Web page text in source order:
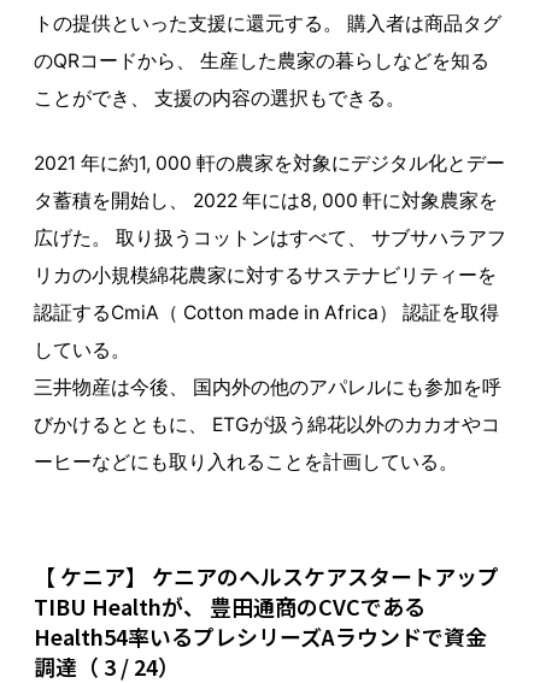
トの提供といった支援に還元する。 購入者は商品タグ
のQRコードから、 生産した農家の暮らしなどを知る
ことができ、 支援の内容の選択もできる。
2021 年に約1, 000 軒の農家を対象にデジタル化とデー
タ蓄積を開始し、 2022 年には8, 000 軒に対象農家を
広げた。 取り扱うコットンはすべて、 サブサハラアフ
リカの小規模綿花農家に対するサステナビリティーを
認証するCmiA（ Cotton made in Africa） 認証を取得
している。
三井物産は今後、 国内外の他のアパレルにも参加を呼
びかけるとともに、 ETGが扱う綿花以外のカカオやコ
ーヒーなどにも取り入れることを計画している。
【 ケニア】 ケニアのヘルスケアスタートアップ
TIBU Healthが、 豊田通商のCVCである
Health54率いるプレシリーズAラウンドで資金
調達（ 3 / 24）